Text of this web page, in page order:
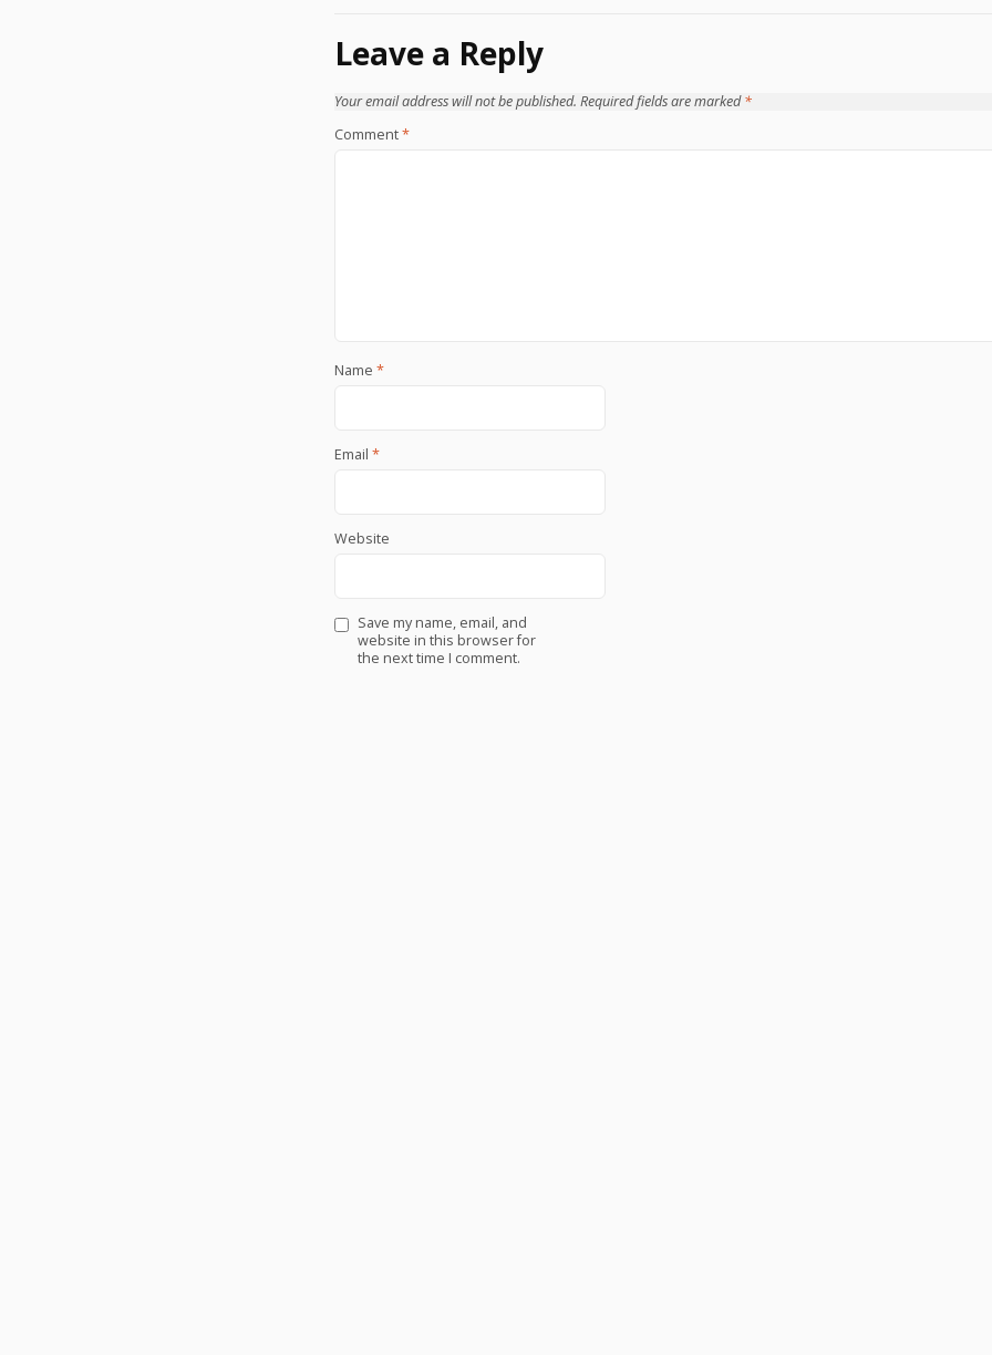
Leave a Reply
Your email address will not be published. Required fields are marked*
Comment*
Name *
Email *
Website
Save my name, email, and
website in this browser for
the next time I comment.